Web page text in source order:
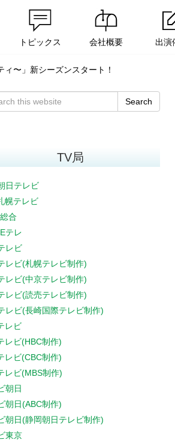
トピックス 会社概要 出演
〜」新シーズンスタート！
Search
TV局
日テレビ
幌テレビ
合
テレ
レビ
レビ(札幌テレビ制作)
レビ(中京テレビ制作)
レビ(読売テレビ制作)
レビ(長崎国際テレビ制作)
レビ
レビ(HBC制作)
レビ(CBC制作)
レビ(MBS制作)
朝日
朝日(ABC制作)
朝日(静岡朝日テレビ制作)
東京